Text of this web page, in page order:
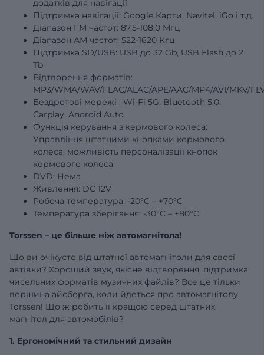
додатків для навігації
Підтримка навігації: Google Карти, Navitel, iGo і т.д.
Діапазон FM частот: 87,5-108,0 Мгц
Діапазон АМ частот: 522-1620 Кгц
Підтримка SD/USB: USB до 32 Gb, USB Flash до 2
Tb
Відтворення форматів:
MP3/WMA/WAV/FLAC/ALAC/APE/AAC/MP4/AVI/MKV/
Бездротові мережі : Wi-Fi 5G, Bluetooth 5.0,
Carplay, Android Auto
Функція керування з кермового колеса:
Управління штатними кнопками кермового
колеса, можливість персоналізації кнопок
кермового колеса
DVD: Нема
Живлення: DC 12V
Робоча температура: -20°C – +70°C
Температура зберігання: -30°C – +80°C
Torssen – це більше ніж автомагнітола!
Що ви очікуєте від штатної автомагнітоли для своєї
автівки? Хороший звук, якісне відтворення, підтримка
чисельних форматів музичних файлів? Все це тільки
вершина айсберга, коли йдеться про автомагнітолу
Torssen! Що ж робить її кращою серед штатних
магнітол для автомобілів?
1. Ергономічний та стильний дизайн